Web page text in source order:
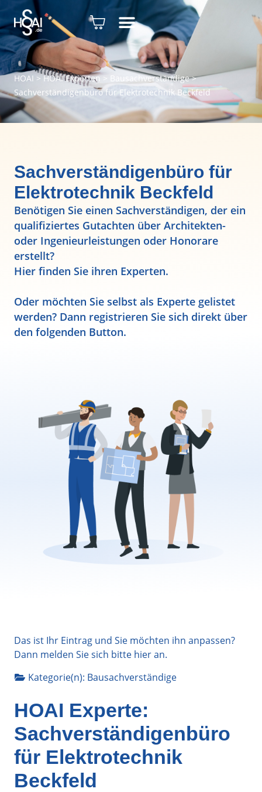
HOAI > HOAI Experten> Bausachverständige>
Sachverständigenbüro für Elektrotechnik Beckfeld
Sachverständigenbüro für
Elektrotechnik Beckfeld
Benötigen Sie einen Sachverständigen, der ein
qualifiziertes Gutachten über Architekten-
oder Ingenieurleistungen oder Honorare
erstellt?
Hier finden Sie ihren Experten.
Oder möchten Sie selbst als Experte gelistet
werden? Dann registrieren Sie sich direkt über
den folgenden Button.
Das ist Ihr Eintrag und Sie möchten ihn anpassen?
Dann melden Sie sich bitte hieran.
Kategorie(n): Bausachverständige
HOAI Experte:
Sachverständigenbüro
für Elektrotechnik
Beckfeld